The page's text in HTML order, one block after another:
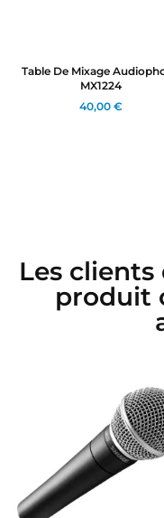
Table De Mixage
MX1224
40,00 €
Les
produit